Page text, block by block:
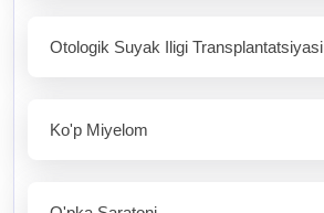
Otologik Suyak Iligi Transplantatsiyasi
Ko'p Miyelom